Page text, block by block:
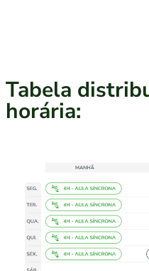
Tabela
horária: